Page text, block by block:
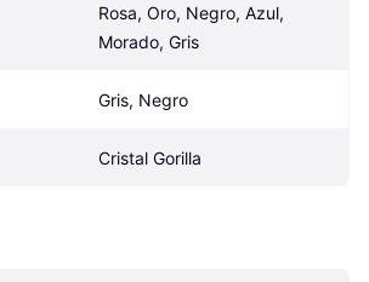
Rosa, Oro, Negro, Azul,
Morado, Gris
Gris, Negro
Cristal Gorilla